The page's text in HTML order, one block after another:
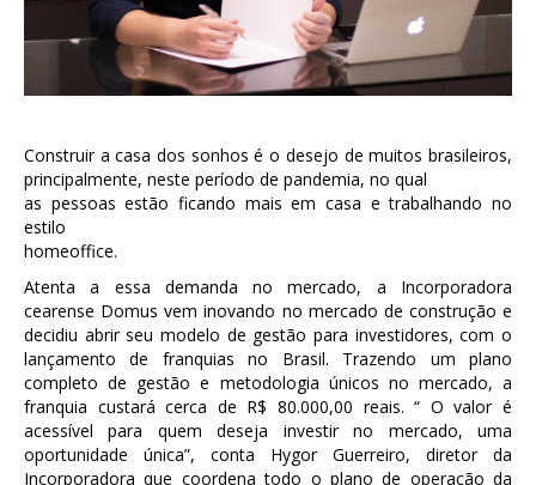
Construir a casa dos sonhos é o desejo de muitos brasileiros,
principalmente, neste período de pandemia, no qual
as pessoas estão ficando mais em casa e trabalhando no
estilo
homeoffice.
Atenta a essa demanda no mercado, a Incorporadora
cearense Domus vem inovando no mercado de construção e
decidiu abrir seu modelo de gestão para investidores, com o
lançamento de franquias no Brasil. Trazendo um plano
completo de gestão e metodologia únicos no mercado, a
franquia custará cerca de R$ 80.000,00 reais. “ O valor é
acessível para quem deseja investir no mercado, uma
oportunidade única”, conta Hygor Guerreiro, diretor da
Incorporadora que coordena todo o plano de operação da